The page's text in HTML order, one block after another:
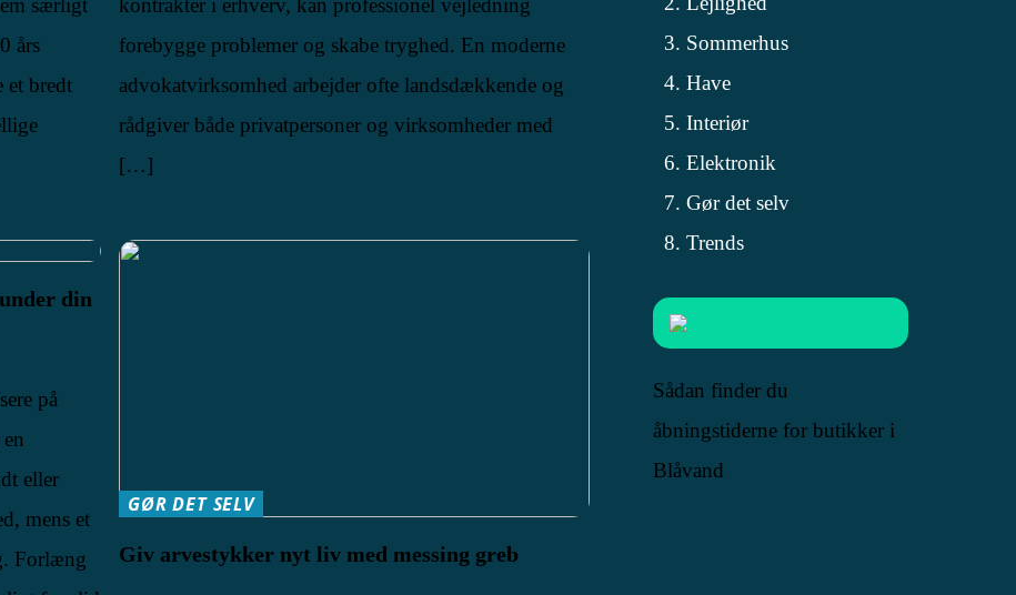
særligt
års
et bredt
kontrakter i erhverv, kan professionel vejledning
forebygge problemer og skabe tryghed. En moderne
advokatvirksomhed arbejder ofte landsdækkende og
rådgiver både privatpersoner og virksomheder med
[…]
din
på
eller
mens et
Forlæng
GØR DET SELV
Giv arvestykker nyt liv med messing greb
Sommerhus
Have
Interiør
Elektronik
Gør det selv
Trends
Sådan finder du
åbningstiderne for butikker i
Blåvand